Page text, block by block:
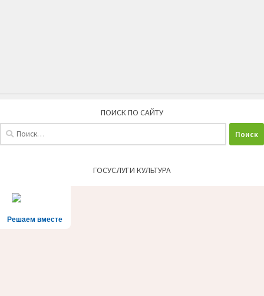
ПОИСК ПО САЙТУ
ГОСУСЛУГИ КУЛЬТУРА
Решаем вместе